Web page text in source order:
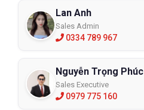
Lan Anh
Sales Admin
0334 789 967
Nguyễn Trọng Phúc
Sales Executive
0979 775 160